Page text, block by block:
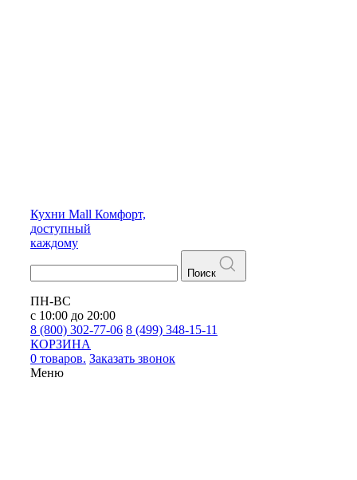
Кухни Mall Комфорт,
доступный
каждому
Поиск
ПН-ВС
с 10:00 до 20:00
8 (800) 302-77-06 8 (499) 348-15-11
КОРЗИНА
0 товаров. Заказать звонок
Меню